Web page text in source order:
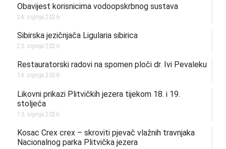
Obavijest korisnicima vodoopskrbnog sustava
24. srpnja 2026.
Sibirska jezičnjača Ligularia sibirica
23. srpnja 2026.
Restauratorski radovi na spomen ploči dr. Ivi Pevaleku
14. srpnja 2026.
Likovni prikazi Plitvičkih jezera tijekom 18. i 19.
stoljeća
13. srpnja 2026.
Kosac Crex crex – skroviti pjevač vlažnih travnjaka
Nacionalnog parka Plitvička jezera